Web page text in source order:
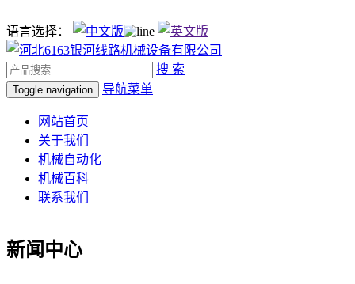
语言选择：
搜 索
Toggle navigation 导航菜单
网站首页
关于我们
机械自动化
机械百科
联系我们
新闻中心